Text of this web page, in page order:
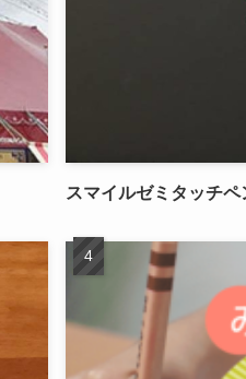
スマイルゼミタッチ